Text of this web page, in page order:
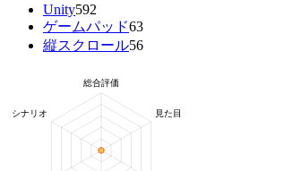
Unity592
ゲームパッド63
縦スクロール56